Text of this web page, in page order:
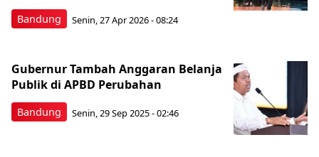
Bandung Senin, 27 Apr 2026 - 08:24
Bandung
Gubernur Tambah Anggaran Belanja
Publik di APBD Perubahan
Senin, 29 Sep 2025 - 02:46